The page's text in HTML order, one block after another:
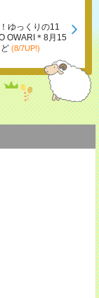
ゆっくりの11
OWARI＊8月15
(8/7UP!)